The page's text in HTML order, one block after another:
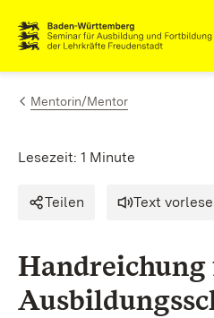
Zum Inhalt springen
Link zur Startseite
Mentorin/Mentor
Lesezeit: 1 Minute
Teilen Text